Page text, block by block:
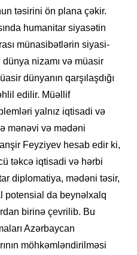
təsirini ön plana çəkir.
humanitar siyasətin
münasibətlərin siyasi-
dünya nizamı və müasir
dünyanın qarşılaşdığı
edilir. Müəllif
yalnız iqtisadi və
mənəvi və mədəni
Feyziyev hesab edir ki,
təkcə iqtisadi və hərbi
diplomatiya, mədəni təsir,
potensial da beynəlxalq
birinə çevrilib. Bu
Azərbaycan
möhkəmləndirilməsi